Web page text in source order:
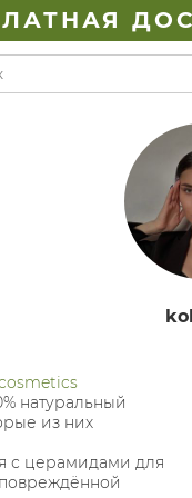
натуральный
из них
с церамидами для